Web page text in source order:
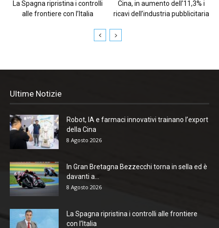
La Spagna ripristina i controlli
alle frontiere con l’Italia
Cina, in aumento dell’11,3% i
ricavi dell’industria pubblicitaria
Ultime Notizie
Robot, IA e farmaci innovativi trainano l’export
della Cina
8 Agosto 2026
In Gran Bretagna Bezzecchi torna in sella ed è
davanti a...
8 Agosto 2026
La Spagna ripristina i controlli alle frontiere
con l’Italia